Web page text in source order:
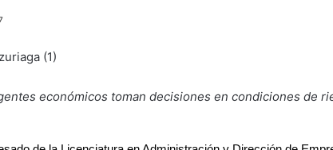
económicos toman decisiones en condiciones de